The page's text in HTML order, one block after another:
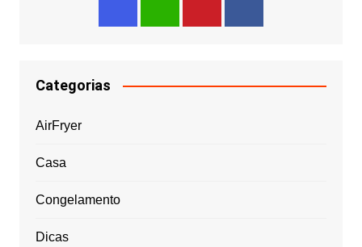
Categorias
AirFryer
Casa
Congelamento
Dicas